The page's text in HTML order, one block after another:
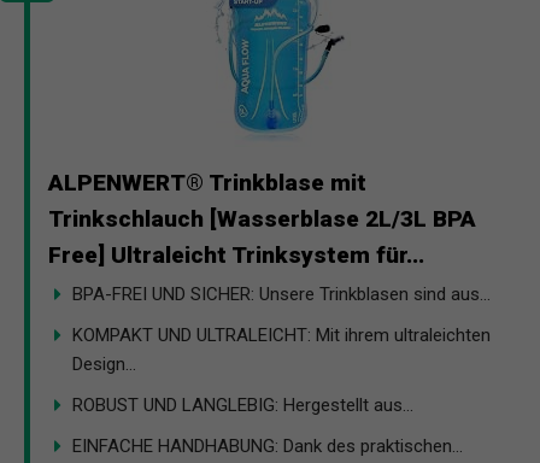
ALPENWERT® Trinkblase mit
Trinkschlauch [Wasserblase 2L/3L BPA
Free] Ultraleicht Trinksystem für...
BPA-FREI UND SICHER: Unsere Trinkblasen sind aus...
KOMPAKT UND ULTRALEICHT: Mit ihrem ultraleichten
Design...
ROBUST UND LANGLEBIG: Hergestellt aus...
EINFACHE HANDHABUNG: Dank des praktischen...